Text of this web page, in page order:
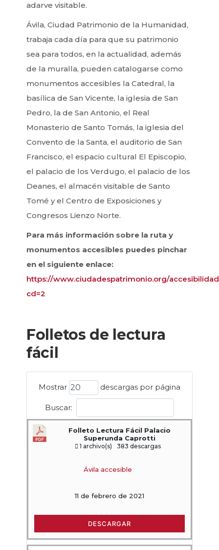
adarve visitable.
Ávila, Ciudad Patrimonio de la Humanidad,
trabaja cada día para que su patrimonio
sea para todos, en la actualidad, además
de la muralla, pueden catalogarse como
monumentos accesibles la Catedral, la
basílica de San Vicente, la iglesia de San
Pedro, la de San Antonio, el Real
Monasterio de Santo Tomás, la iglesia del
Convento de la Santa, el auditorio de San
Francisco, el espacio cultural El Episcopio,
el palacio de los Verdugo, el palacio de los
Deanes, el almacén visitable de Santo
Tomé y el Centro de Exposiciones y
Congresos Lienzo Norte.
Para más información sobre la ruta y
monumentos accesibles puedes pinchar
en el siguiente enlace:
https://www.ciudadespatrimonio.org/
cd=2
Folletos de lectura
fácil
Mostrar descargas por página
Buscar:
Folleto Lectura Fácil Palacio
Superunda Caprotti
1 archivo(s) 383 descargas
Ávila accesible
11 de febrero de 2021
DESCARGAR